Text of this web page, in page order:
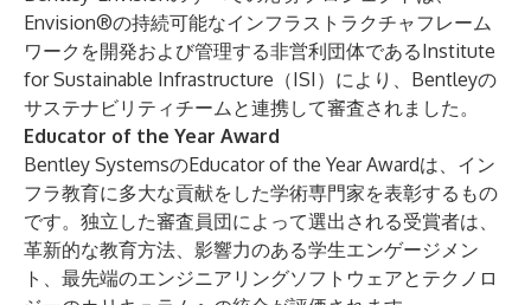
Envision®の持続可能なインフラストラクチャフレーム
ワークを開発および管理する非営利団体であるInstitute
for Sustainable Infrastructure（ISI）により、Bentleyの
サステナビリティチームと連携して審査されました。
Educator of the Year Award
Bentley SystemsのEducator of the Year Awardは、イン
フラ教育に多大な貢献をした学術専門家を表彰するもの
です。独立した審査員団によって選出される受賞者は、
革新的な教育方法、影響力のある学生エンゲージメン
ト、最先端のエンジニアリングソフトウェアとテクノロ